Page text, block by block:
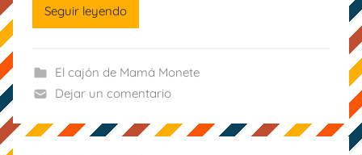
e
t
Seguir leyendo
El cajón de Mamá Monete
Dejar un comentario